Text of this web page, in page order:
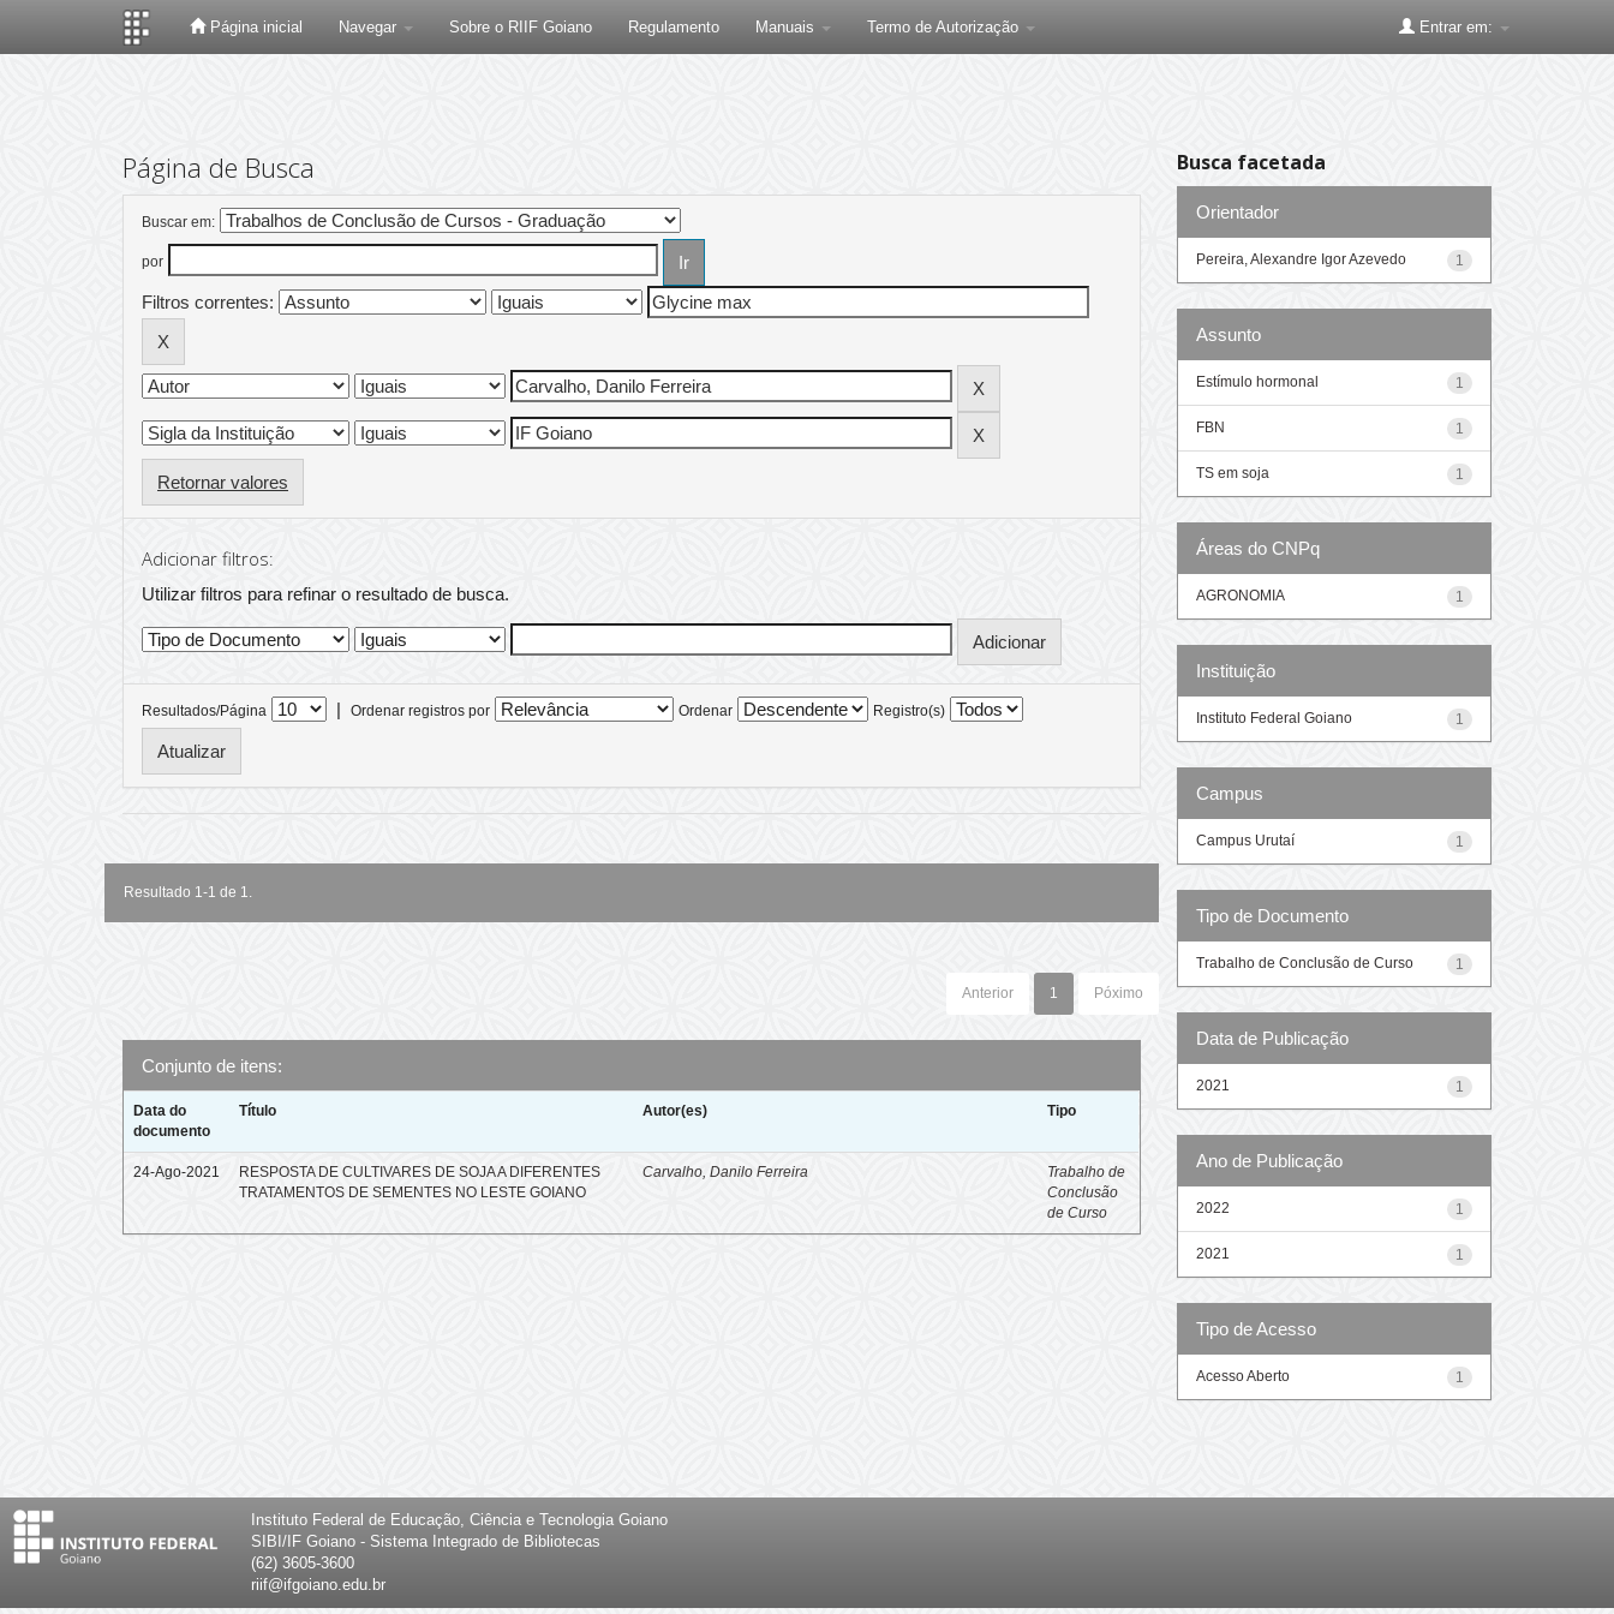
Página inicial Navegar Sobre o RIIF Goiano Regulamento Manuais Termo de Autorização Entrar em:
Página de Busca
Buscar em:
por
Filtros correntes:
Retornar valores
Adicionar filtros:
Utilizar filtros para refinar o resultado de busca.
Resultados/Página | Ordenar registros por Ordenar Registro(s)
Resultado 1-1 de 1.
Anterior 1 Póximo
Conjunto de itens:
Data do
documento
Título Autor(es) Tipo
24-Ago-2021
RESPOSTA DE CULTIVARES DE SOJA A DIFERENTES
TRATAMENTOS DE SEMENTES NO LESTE GOIANO
Carvalho, Danilo Ferreira
Trabalho de
Conclusão
de Curso
Busca facetada
Orientador
1
Pereira, Alexandre Igor Azevedo
Assunto
1
Estímulo hormonal
1
FBN
1
TS em soja
Áreas do CNPq
1
AGRONOMIA
Instituição
1
Instituto Federal Goiano
Campus
1
Campus Urutaí
Tipo de Documento
1
Trabalho de Conclusão de Curso
Data de Publicação
1
2021
Ano de Publicação
1
2022
1
2021
Tipo de Acesso
1
Acesso Aberto
Instituto Federal de Educação, Ciência e Tecnologia Goiano
SIBI/IF Goiano - Sistema Integrado de Bibliotecas
(62) 3605-3600
riif@ifgoiano.edu.br